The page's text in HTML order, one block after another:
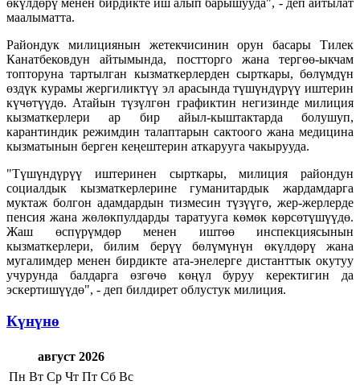
маалыматта.
Райондук милициянын жетекчисинин орун басары Тилек
Канатбековдун айтымында, постторго жана тергөө-ыкчам
топторуна тартылган кызматкерлерден сырткары, бөлүмдүн
өздүк курамы жергиликтүү эл арасында түшүндүрүү иштерин
күчөтүүдө. Атайын түзүлгөн графиктин негизинде милиция
кызматкерлери ар бир айыл-кыштактарда болушуп,
карантиндик режимдин талаптарын сактоого жана медицина
кызматынын берген кеңештерин аткарууга чакырууда.
"Түшүндүрүү иштеринен сырткары, милиция райондун
социалдык кызматкерлерине гуманитардык жардамдарга
муктаж болгон адамдардын тизмесин түзүүгө, жер-жерлерде
пенсия жана жөлөкпулдарды таратууга көмөк көрсөтүшүүдө.
Жаш өспүрүмдөр менен иштөө инспекциясынын
кызматкерлери, билим берүү бөлүмүнүн өкүлдөрү жана
мугалимдер менен бирдикте ата-энелерге дистанттык окутуу
учурунда балдарга өзгөчө көңүл буруу керектигин да
эскертишүүдө", - деп билдирет облустук милиция.
Күнүнө
август 2026
Пн Вт Ср Чт Пт Сб Вс